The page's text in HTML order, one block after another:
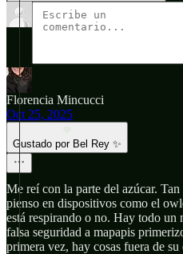
Florencia Mincucci
Oct 25, 2025
Gustado por Bel Rey ✨
Me reí con la parte del azúcar.
pienso en dispositivos como el
está respirando o no. Hay todo un
falsa seguridad a mapapis
primera vez, hay cosas fuera de su